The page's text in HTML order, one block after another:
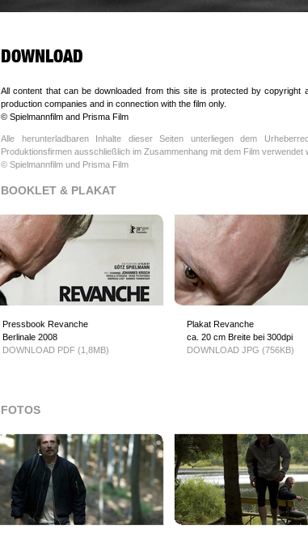
All content that can be downloaded from this site is protected by
production companies and in connection with the film only.
© Spielmannfilm and Prisma Film
Alle herunterladbaren Inhalte dieser Seiten unterliegen dem
Produktionsfirmen ausschließlich im Zusammenhang mit dem Film verwendet
© Spielmannfilm und Prisma Film
BOOKLET & PLAKAT
Pressbook Revanche
Berlinale 2008
DOWNLOAD PDF (1,8MB)
Plakat Revanche
ca. 20 cm Breite bei 300dpi
DOWNLOAD JPG (756KB)
FOTOS